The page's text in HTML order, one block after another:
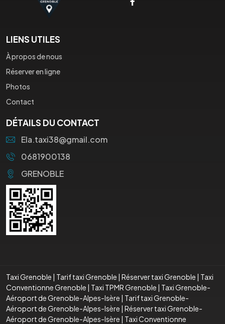
LIENS UTILES
À propos de nous
Réserver en ligne
Photos
Contact
DÉTAILS DU CONTACT
Ela.taxi38@gmail.com
0681900138
GRENOBLE
Taxi Grenoble | Tarif taxi Grenoble | Réserver taxi Grenoble | Taxi
Conventionne Grenoble | Taxi TPMR Grenoble | Taxi Grenoble-
Aéroport de Grenoble-Alpes-Isère | Tarif taxi Grenoble-
Aéroport de Grenoble-Alpes-Isère | Réserver taxi Grenoble-
Aéroport de Grenoble-Alpes-Isère | Taxi Conventionne